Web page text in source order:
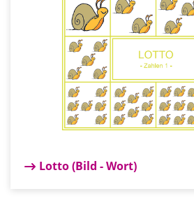
Lotto (Bild - Wort)